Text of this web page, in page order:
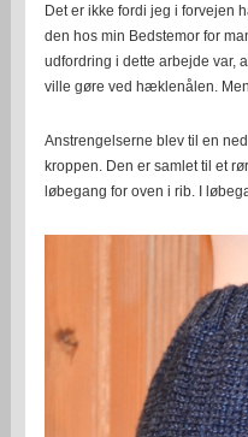
Det er ikke fordi jeg i forvejen
den hos min Bedstemor for
udfordring i dette arbejde var,
ville gøre ved hæklenålen.
Anstrengelserne blev til en
kroppen. Den er samlet til et
løbegang for oven i rib. I